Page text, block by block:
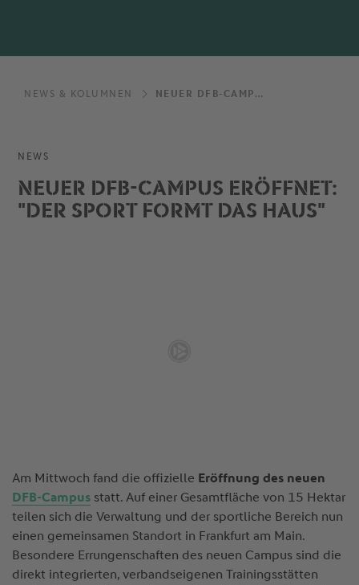
NEWS & KOLUMNEN NEUER DFB-CAMPUS ERÖFFNET: "DER SPORT FORMT DAS HAUS"
NEWS
NEUER DFB-CAMPUS ERÖFFNET:
"DER SPORT FORMT DAS HAUS"
Am Mittwoch fand die offizielle Eröffnung des neuen
DFB-Campusstatt. Auf einer Gesamtfläche von 15 Hektar
teilen sich die Verwaltung und der sportliche Bereich nun
einen gemeinsamen Standort in Frankfurt am Main.
Besondere Errungenschaften des neuen Campus sind die
direkt integrierten, verbandseigenen Trainingsstätten